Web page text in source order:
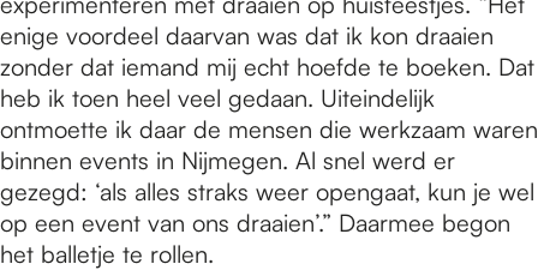
enige voordeel daarvan was dat ik kon draaien
zonder dat iemand mij echt hoefde te boeken. Dat
heb ik toen heel veel gedaan. Uiteindelijk
ontmoette ik daar de mensen die werkzaam waren
binnen events in Nijmegen. Al snel werd er
gezegd: ‘als alles straks weer opengaat, kun je wel
op een event van ons draaien’.” Daarmee begon
het balletje te rollen.